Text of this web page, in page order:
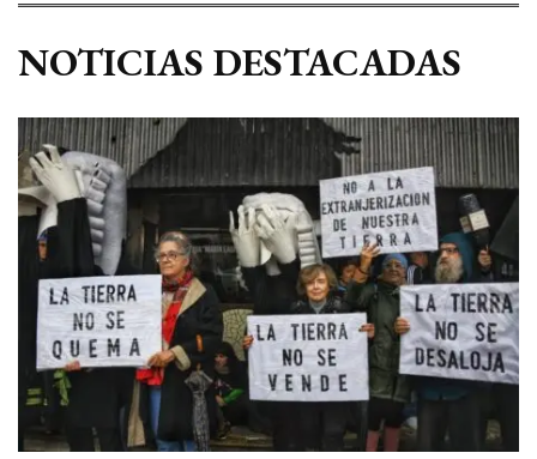
NOTICIAS DESTACADAS